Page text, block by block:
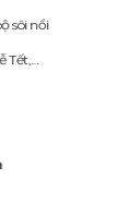
sôi nổi
Tết,…